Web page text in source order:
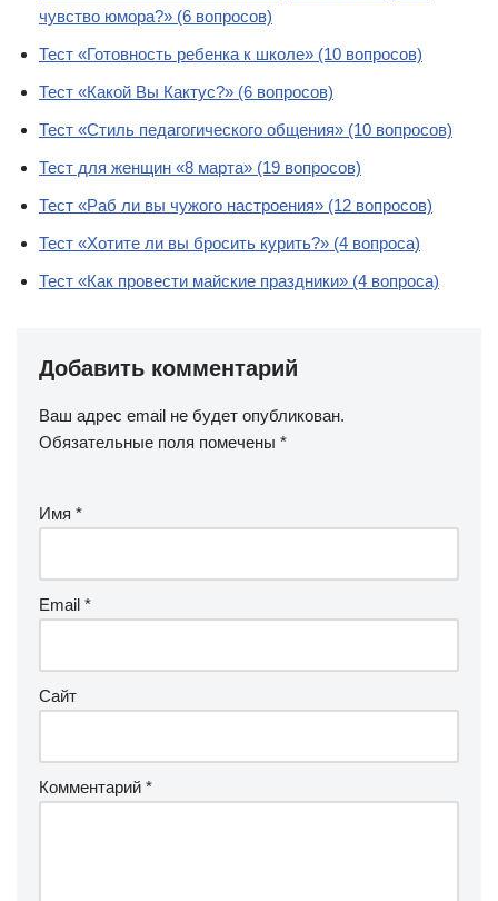
чувство юмора?» (6 вопросов)
Тест «Готовность ребенка к школе» (10 вопросов)
Тест «Какой Вы Кактус?» (6 вопросов)
Тест «Стиль педагогического общения» (10 вопросов)
Тест для женщин «8 марта» (19 вопросов)
Тест «Раб ли вы чужого настроения» (12 вопросов)
Тест «Хотите ли вы бросить курить?» (4 вопроса)
Тест «Как провести майские праздники» (4 вопроса)
Добавить комментарий
Ваш адрес email не будет опубликован.
Обязательные поля помечены *
Имя *
Email *
Сайт
Комментарий *